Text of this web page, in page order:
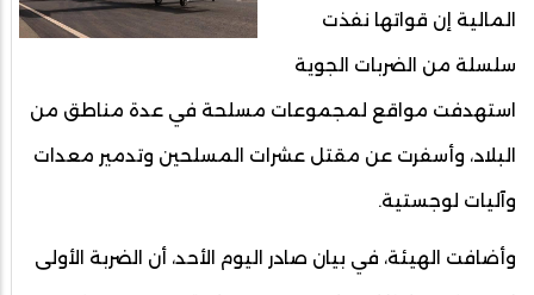
المالية إن قواتها نفذت
سلسلة من الضربات الجوية
استهدفت مواقع لمجموعات مسلحة في عدة مناطق من
البلاد، وأسفرت عن مقتل عشرات المسلحين وتدمير معدات
وآليات لوجستية.
وأضافت الهيئة، في بيان صادر اليوم الأحد، أن الضربة الأولى